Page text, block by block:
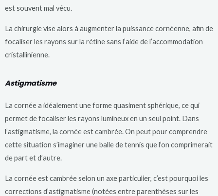
est souvent mal vécu.
La chirurgie vise alors à augmenter la puissance cornéenne, afin de
focaliser les rayons sur la rétine sans l’aide de l’accommodation
cristallinienne.
Astigmatisme
La cornée a idéalement une forme quasiment sphérique, ce qui
permet de focaliser les rayons lumineux en un seul point. Dans
l’astigmatisme, la cornée est cambrée. On peut pour comprendre
cette situation s’imaginer une balle de tennis que l’on comprimerait
de part et d’autre.
La cornée est cambrée selon un axe particulier, c’est pourquoi les
corrections d’astigmatisme (notées entre parenthèses sur les